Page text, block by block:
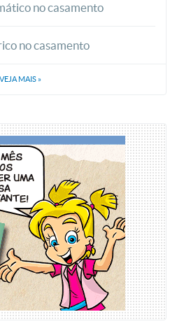
no casamento
no casamento
VEJA MAIS »